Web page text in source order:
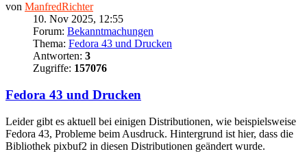
von ManfredRichter
10. Nov 2025, 12:55
Forum: Bekanntmachungen
Thema: Fedora 43 und Drucken
Antworten: 3
Zugriffe: 157076
Fedora 43 und Drucken
Leider gibt es aktuell bei einigen Distributionen, wie beispielsweise
Fedora 43, Probleme beim Ausdruck. Hintergrund ist hier, dass die
Bibliothek pixbuf2 in diesen Distributionen geändert wurde.